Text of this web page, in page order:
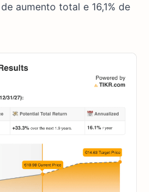
aumento total e 16,1% de